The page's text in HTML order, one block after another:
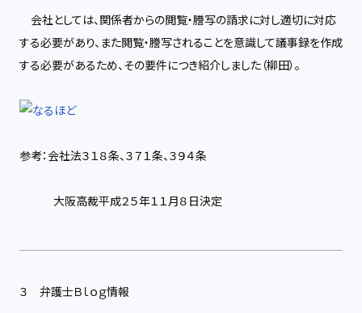
会社としては、関係者からの閲覧・謄写の請求に対し適切に対応
する必要があり、また閲覧・謄写されることを意識して議事録を作成
する必要があるため、その要件につき紹介しました（柳田）。
参考：会社法３１８条、３７１条、３９４条
大阪高裁平成２５年１１月８日決定
３ 弁護士Ｂｌｏｇ情報